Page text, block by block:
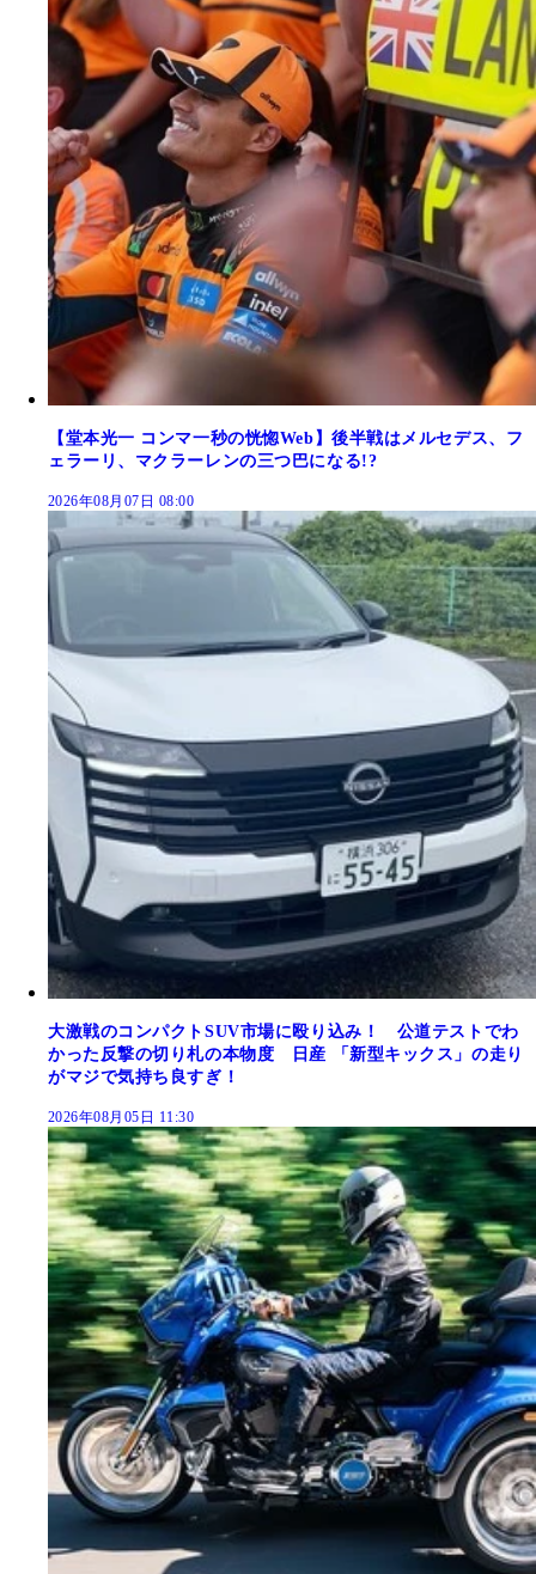
【堂本光一 コンマ一秒の恍惚Web】後半戦はメルセデス、フ
ェラーリ、マクラーレンの三つ巴になる!?
2026年08月07日 08:00
大激戦のコンパクトSUV市場に殴り込み！ 公道テストでわ
かった反撃の切り札の本物度 日産 「新型キックス」の走り
がマジで気持ち良すぎ！
2026年08月05日 11:30